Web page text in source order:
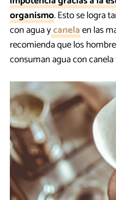
organismo. Esto se logra
con agua ycanelaen las
recomienda que los
consuman agua con canela